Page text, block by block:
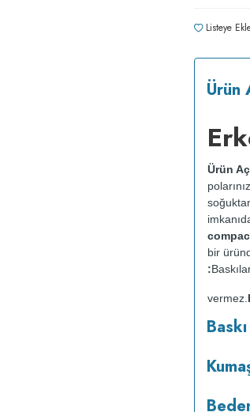
Listeye
Ürün
Ürün
bir
:
vermez.